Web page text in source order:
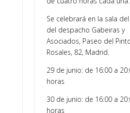
Se celebrará en la sala
del despacho Gabeiras y
Asociados, Paseo del
Rosales, 82, Madrid.
29 de junio: de 16:00 a
horas
30 de junio: de 16:00 a
horas